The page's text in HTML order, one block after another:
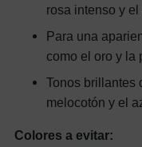
rosa intenso y
Para una
como el oro y la
Tonos brillantes
melocotón y el
Colores a evitar: